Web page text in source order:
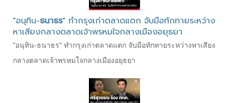
"อนุทิน-ธนาธร" ทำกรุงเก่าตลาดแตก จับมือทักทายระหว่าง
หาเสียงกลางตลาดเจ้าพรหมใจกลางเมืองอยุธยา
"อนุทิน-ธนาธร" ทำกรุงเก่าตลาดแตก จับมือทักทายระหว่างหาเสียง
กลางตลาดเจ้าพรหมใจกลางเมืองอยุธยา